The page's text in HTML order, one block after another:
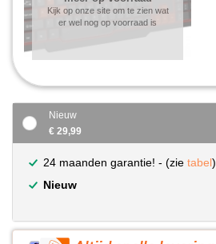
Kijk op onze site om te zien wat
er wel nog op voorraad is
Nieuw
€ 29,99
24 maanden garantie! - (zie tabel)
Nieuw